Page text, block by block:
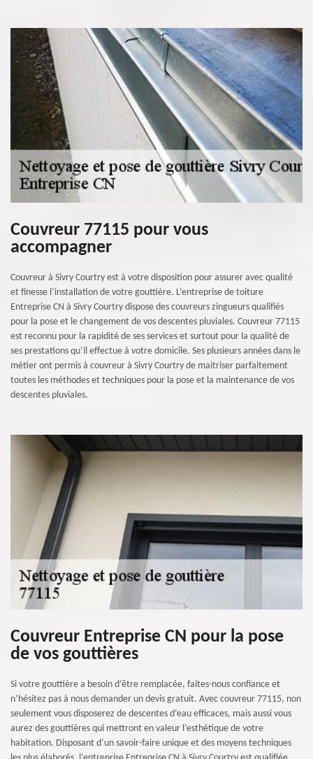
Couvreur 77115 pour vous
accompagner
Couvreur à Sivry Courtry est à votre disposition pour assurer avec qualité
et finesse l’installation de votre gouttière. L’entreprise de toiture
Entreprise CN à Sivry Courtry dispose des couvreurs zingueurs qualifiés
pour la pose et le changement de vos descentes pluviales. Couvreur 77115
est reconnu pour la rapidité de ses services et surtout pour la qualité de
ses prestations qu’il effectue à votre domicile. Ses plusieurs années dans le
métier ont permis à couvreur à Sivry Courtry de maitriser parfaitement
toutes les méthodes et techniques pour la pose et la maintenance de vos
descentes pluviales.
Couvreur Entreprise CN pour la pose
de vos gouttières
Si votre gouttière a besoin d’être remplacée, faites-nous confiance et
n’hésitez pas à nous demander un devis gratuit. Avec couvreur 77115, non
seulement vous disposerez de descentes d’eau efficaces, mais aussi vous
aurez des gouttières qui mettront en valeur l’esthétique de votre
habitation. Disposant d’un savoir-faire unique et des moyens techniques